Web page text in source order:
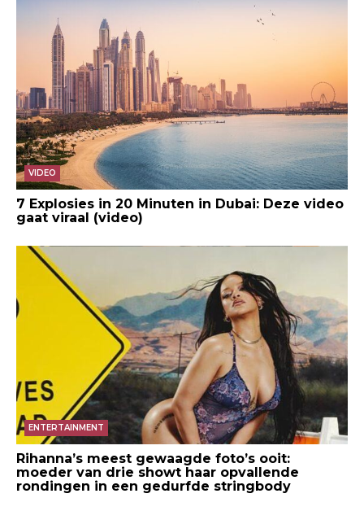
VIDEO
7 Explosies in 20 Minuten in Dubai: Deze video
gaat viraal (video)
ENTERTAINMENT
Rihanna’s meest gewaagde foto’s ooit:
moeder van drie showt haar opvallende
rondingen in een gedurfde stringbody